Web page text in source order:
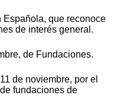
Española, que reconoce
de interés general.
de Fundaciones.
de noviembre, por el
fundaciones de